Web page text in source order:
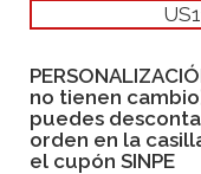
no tienen
puedes
orden en la
el cupón SINPE